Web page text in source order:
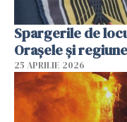
Spargerile de
Orașele și
25 APRILIE 2026